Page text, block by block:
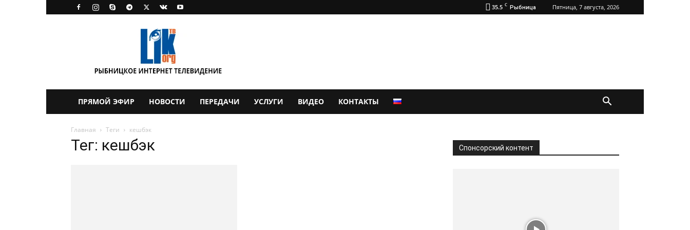
35.5 C Рыбница Пятница, 7 августа, 2026
ПРЯМОЙ ЭФИР НОВОСТИ ПЕРЕДАЧИ УСЛУГИ ВИДЕО КОНТАКТЫ
Главная Теги кешбэк
Тег: кешбэк Спонсорский контент